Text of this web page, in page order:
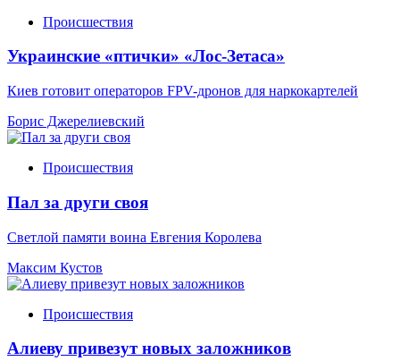
Происшествия
Украинские «птички» «Лос-Зетаса»
Киев готовит операторов FPV-дронов для наркокартелей
Борис Джерелиевский
Происшествия
Пал за други своя
Светлой памяти воина Евгения Королева
Максим Кустов
Происшествия
Алиеву привезут новых заложников